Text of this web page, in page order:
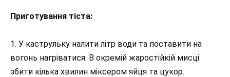
Приготування тіста:
1. У каструльку налити літр води та поставити на
вогонь нагріватися. В окремій жаростійкій мисці
збити кілька хвилин міксером яйця та цукор.